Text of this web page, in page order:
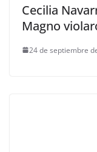
Cecilia
Magno
24 de septiembre